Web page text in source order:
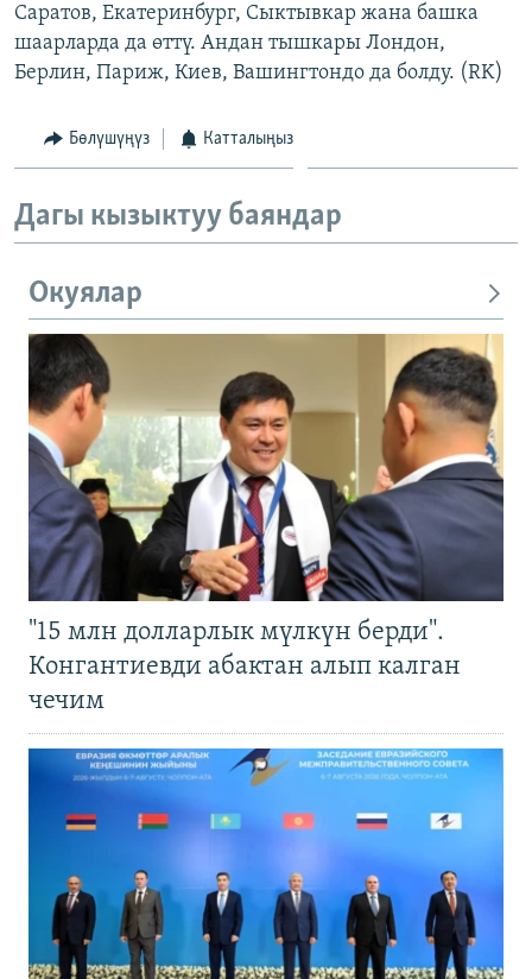
Саратов, Екатеринбург, Сыктывкар жана башка
шаарларда да өттү. Андан тышкары Лондон,
Берлин, Париж, Киев, Вашингтондо да болду. (RK)
Бөлүшүңүз Катталыңыз
Дагы кызыктуу баяндар
Окуялар
"15 млн долларлык мүлкүн берди".
Конгантиевди абактан алып калган
чечим